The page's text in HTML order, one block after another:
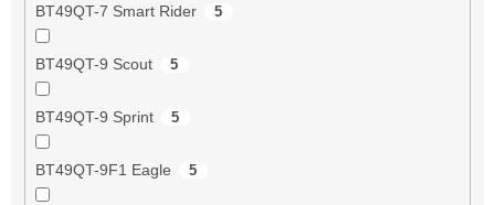
BT49QT-7 Smart Rider 5
BT49QT-9 Scout 5
BT49QT-9 Sprint 5
BT49QT-9F1 Eagle 5